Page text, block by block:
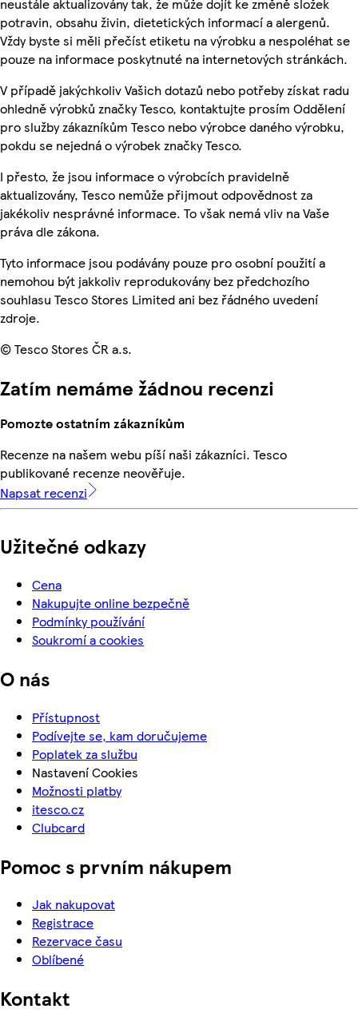
potravin, obsahu živin, dietetických informací a alergenů.
Vždy byste si měli přečíst etiketu na výrobku a nespoléhat se
pouze na informace poskytnuté na internetových stránkách.
V případě jakýchkoliv Vašich dotazů nebo potřeby získat radu
ohledně výrobků značky Tesco, kontaktujte prosím Oddělení
pro služby zákazníkům Tesco nebo výrobce daného výrobku,
pokdu se nejedná o výrobek značky Tesco.
I přesto, že jsou informace o výrobcích pravidelně
aktualizovány, Tesco nemůže přijmout odpovědnost za
jakékoliv nesprávné informace. To však nemá vliv na Vaše
práva dle zákona.
Tyto informace jsou podávány pouze pro osobní použití a
nemohou být jakkoliv reprodukovány bez předchozího
souhlasu Tesco Stores Limited ani bez řádného uvedení
zdroje.
© Tesco Stores ČR a.s.
Zatím nemáme žádnou recenzi
Pomozte ostatním zákazníkům
Recenze na našem webu píší naši zákazníci. Tesco
publikované recenze neověřuje.
Napsat recenzi
Užitečné odkazy
Cena
Nakupujte online bezpečně
Podmínky používání
Soukromí a cookies
O nás
Přístupnost
Podívejte se, kam doručujeme
Poplatek za službu
Nastavení Cookies
Možnosti platby
itesco.cz
Clubcard
Pomoc s prvním nákupem
Jak nakupovat
Registrace
Rezervace času
Oblíbené
Kontakt